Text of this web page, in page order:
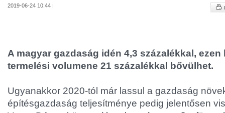
2019-06-24 10:44 |
A magyar gazdaság idén 4,3 százalékkal,
termelési volumene 21 százalékkal bővülhet.
Ugyanakkor 2020-tól már lassul a gazdaság
építésgazdaság teljesítménye pedig jelentősen